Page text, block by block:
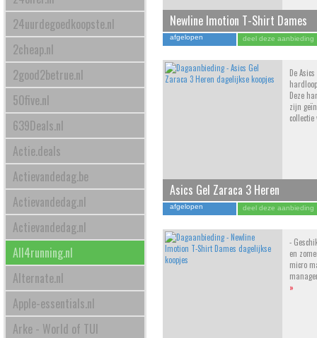
24uurdegoedkoopste.nl
2cheap.nl
2good2betrue.nl
50five.nl
639Deals.nl
Actie.deals
Actievandedag.be
Actievandedag.nl
Actievandedag.nl
All4running.nl
Alternate.nl
Apple-essentials.nl
Arke - World of TUI
Newline Imotion T-Shirt Dames
afgelopen deel deze aanbieding
De
Deze
zijn
Asics Gel Zaraca 3 Heren
afgelopen deel deze aanbieding
-
en
micro
»